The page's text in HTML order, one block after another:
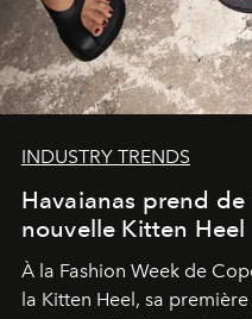
INDUSTRY TRENDS
Havaianas prend de
nouvelle Kitten Heel
À la Fashion Week de
la Kitten Heel, sa